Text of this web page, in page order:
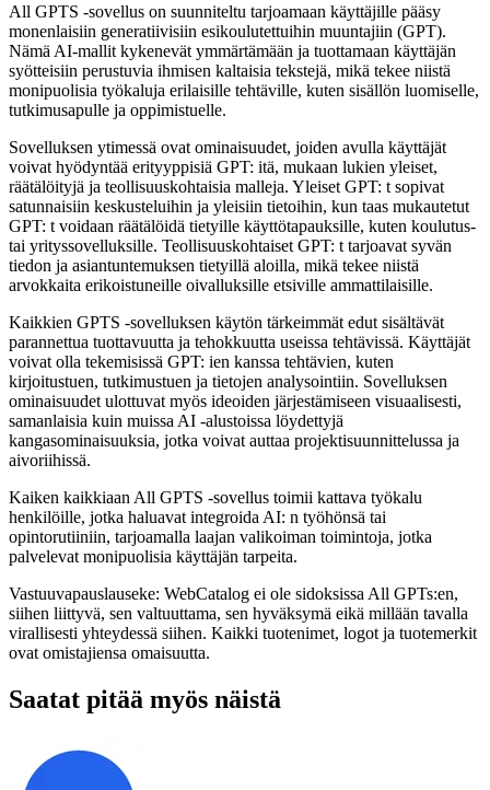
All GPTS -sovellus on suunniteltu tarjoamaan käyttäjille pääsy
monenlaisiin generatiivisiin esikoulutettuihin muuntajiin (GPT).
Nämä AI-mallit kykenevät ymmärtämään ja tuottamaan käyttäjän
syötteisiin perustuvia ihmisen kaltaisia ​​tekstejä, mikä tekee niistä
monipuolisia työkaluja erilaisille tehtäville, kuten sisällön luomiselle,
tutkimusapulle ja oppimistuelle.
Sovelluksen ytimessä ovat ominaisuudet, joiden avulla käyttäjät
voivat hyödyntää erityyppisiä GPT: itä, mukaan lukien yleiset,
räätälöityjä ja teollisuuskohtaisia ​​malleja. Yleiset GPT: t sopivat
satunnaisiin keskusteluihin ja yleisiin tietoihin, kun taas mukautetut
GPT: t voidaan räätälöidä tietyille käyttötapauksille, kuten koulutus-
tai yrityssovelluksille. Teollisuuskohtaiset GPT: t tarjoavat syvän
tiedon ja asiantuntemuksen tietyillä aloilla, mikä tekee niistä
arvokkaita erikoistuneille oivalluksille etsiville ammattilaisille.
Kaikkien GPTS -sovelluksen käytön tärkeimmät edut sisältävät
parannettua tuottavuutta ja tehokkuutta useissa tehtävissä. Käyttäjät
voivat olla tekemisissä GPT: ien kanssa tehtävien, kuten
kirjoitustuen, tutkimustuen ja tietojen analysointiin. Sovelluksen
ominaisuudet ulottuvat myös ideoiden järjestämiseen visuaalisesti,
samanlaisia ​​kuin muissa AI -alustoissa löydettyjä
kangasominaisuuksia, jotka voivat auttaa projektisuunnittelussa ja
aivoriihissä.
Kaiken kaikkiaan All GPTS -sovellus toimii kattava työkalu
henkilöille, jotka haluavat integroida AI: n työhönsä tai
opintorutiiniin, tarjoamalla laajan valikoiman toimintoja, jotka
palvelevat monipuolisia käyttäjän tarpeita.
Vastuuvapauslauseke: WebCatalog ei ole sidoksissa All GPTs:en,
siihen liittyvä, sen valtuuttama, sen hyväksymä eikä millään tavalla
virallisesti yhteydessä siihen. Kaikki tuotenimet, logot ja tuotemerkit
ovat omistajiensa omaisuutta.
Saatat pitää myös näistä